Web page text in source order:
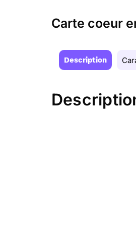
Carte coeur
Description